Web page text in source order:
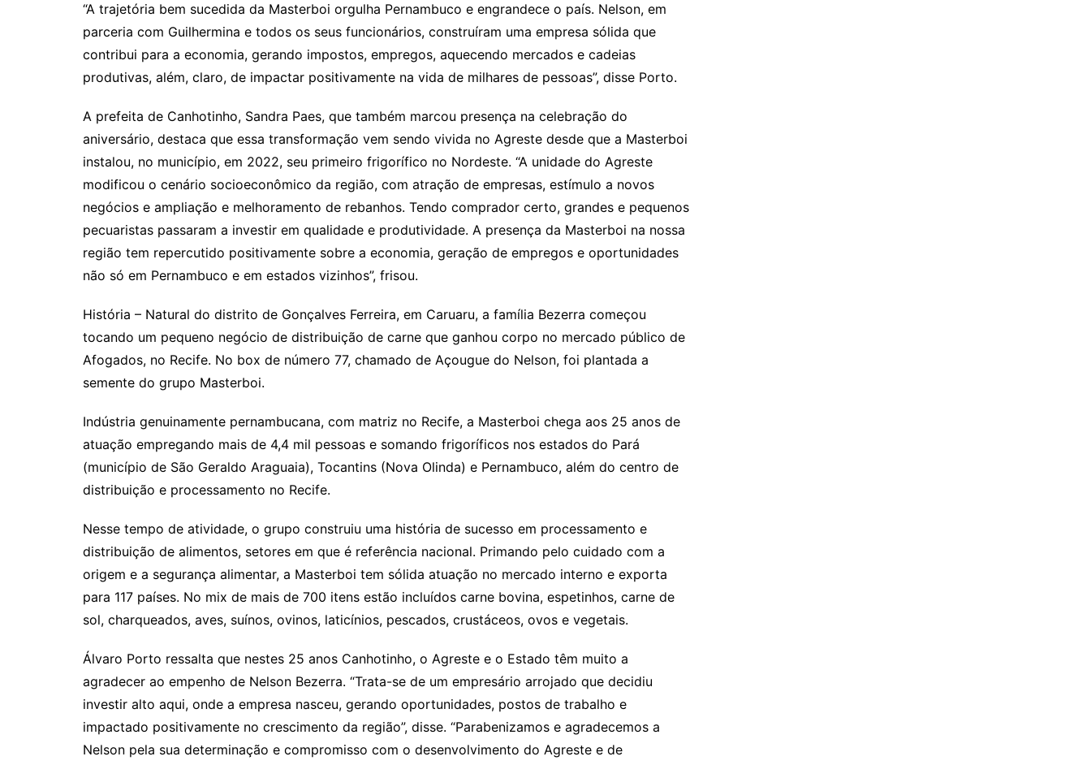
“A trajetória bem sucedida da Masterboi orgulha Pernambuco e engrandece o país. Nelson, em
parceria com Guilhermina e todos os seus funcionários, construíram uma empresa sólida que
contribui para a economia, gerando impostos, empregos, aquecendo mercados e cadeias
produtivas, além, claro, de impactar positivamente na vida de milhares de pessoas”, disse Porto.
A prefeita de Canhotinho, Sandra Paes, que também marcou presença na celebração do
aniversário, destaca que essa transformação vem sendo vivida no Agreste desde que a Masterboi
instalou, no município, em 2022, seu primeiro frigorífico no Nordeste. “A unidade do Agreste
modificou o cenário socioeconômico da região, com atração de empresas, estímulo a novos
negócios e ampliação e melhoramento de rebanhos. Tendo comprador certo, grandes e pequenos
pecuaristas passaram a investir em qualidade e produtividade. A presença da Masterboi na nossa
região tem repercutido positivamente sobre a economia, geração de empregos e oportunidades
não só em Pernambuco e em estados vizinhos”, frisou.
História – Natural do distrito de Gonçalves Ferreira, em Caruaru, a família Bezerra começou
tocando um pequeno negócio de distribuição de carne que ganhou corpo no mercado público de
Afogados, no Recife. No box de número 77, chamado de Açougue do Nelson, foi plantada a
semente do grupo Masterboi.
Indústria genuinamente pernambucana, com matriz no Recife, a Masterboi chega aos 25 anos de
atuação empregando mais de 4,4 mil pessoas e somando frigoríficos nos estados do Pará
(município de São Geraldo Araguaia), Tocantins (Nova Olinda) e Pernambuco, além do centro de
distribuição e processamento no Recife.
Nesse tempo de atividade, o grupo construiu uma história de sucesso em processamento e
distribuição de alimentos, setores em que é referência nacional. Primando pelo cuidado com a
origem e a segurança alimentar, a Masterboi tem sólida atuação no mercado interno e exporta
para 117 países. No mix de mais de 700 itens estão incluídos carne bovina, espetinhos, carne de
sol, charqueados, aves, suínos, ovinos, laticínios, pescados, crustáceos, ovos e vegetais.
Álvaro Porto ressalta que nestes 25 anos Canhotinho, o Agreste e o Estado têm muito a
agradecer ao empenho de Nelson Bezerra. “Trata-se de um empresário arrojado que decidiu
investir alto aqui, onde a empresa nasceu, gerando oportunidades, postos de trabalho e
impactado positivamente no crescimento da região”, disse. “Parabenizamos e agradecemos a
Nelson pela sua determinação e compromisso com o desenvolvimento do Agreste e de